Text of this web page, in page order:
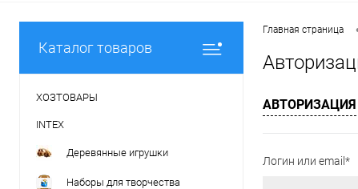
Каталог товаров
ХОЗТОВАРЫ
INTEX
Деревянные игрушки
Наборы для творчества
Главная страница
АВТОРИЗАЦИЯ
Логин или email*